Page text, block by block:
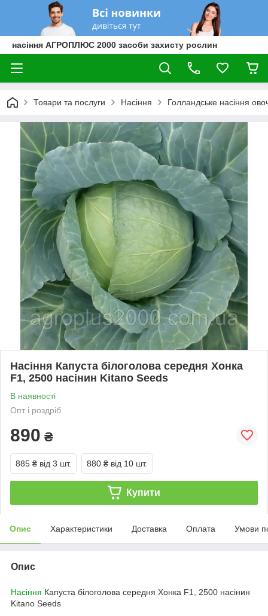
насіння АГРОПЛЮС 2000 засоби захисту рослин
Товари та послуги Насіння Голландське насіння
Насіння Капуста білоголова середня Хонка
F1, 2500 насінин Kitano Seeds
В наявності
Опт і роздріб
890 ₴
885 ₴ від 3 шт. 880 ₴ від 10 шт.
Купити
Опис Характеристики Доставка Оплата Умови
Опис
Насіння Капуста білоголова середня Хонка F1, 2500 насінин
Kitano Seeds